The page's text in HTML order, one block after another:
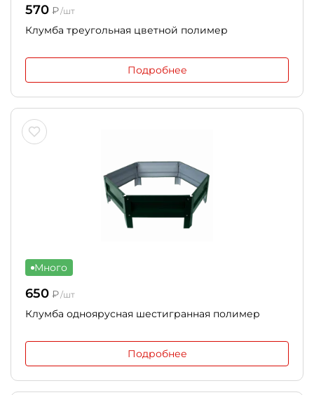
570 ₽/шт
Клумба треугольная цветной полимер
Подробнее
Много
650 ₽/шт
Клумба одноярусная шестигранная полимер
Подробнее